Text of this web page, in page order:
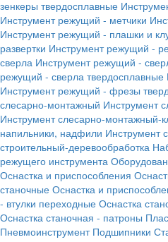
зенкеры твердосплавные
Инструмент режущий - метчики
Инструмент режущий - плашки и
развертки Инструмент режущий -
сверла Инструмент режущий -
режущий - сверла твердосплавные
Инструмент режущий - фрезы
слесарно-монтажный Инструмент
Инструмент слесарно-монтажный-
напильники, надфили Инструмент
строительный-деревообработка
режущего инструмента
Оснастка и приспособления
станочные Оснастка и
- втулки переходные Оснастка
Оснастка станочная - патроны
Пневмоинструмент Подшипники